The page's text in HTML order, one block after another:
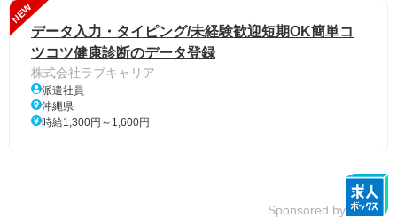
NEW
データ入力・タイピング/未経験歓迎短期OK簡単コ
ツコツ健康診断のデータ登録
株式会社ラブキャリア
派遣社員
沖縄県
時給1,300円～1,600円
Sponsored by